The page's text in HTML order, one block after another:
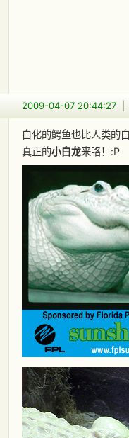
2009-04-07 20:44:27
白化的鳄鱼也比人类的
真正的小白龙来咯！:P